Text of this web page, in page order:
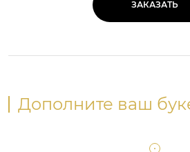
ЗАКАЗАТЬ
Дополните ваш